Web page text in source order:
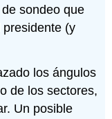
sondeo que
(y
los ángulos
de los sectores,
Un posible